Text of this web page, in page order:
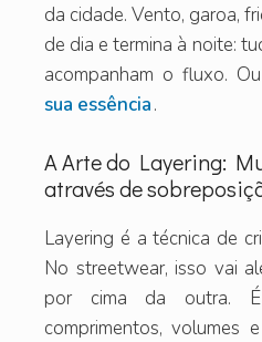
da cidade. Vento, garoa,
de dia e termina à noite:
acompanham o fluxo.
sua essência.
A Arte do Layering:
através de
Layering é a técnica de
No streetwear, isso vai
por cima da outra.
comprimentos, volumes